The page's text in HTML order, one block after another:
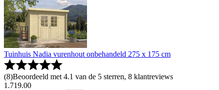
Tuinhuis Nadia vurenhout onbehandeld 275 x 175 cm
(8)Beoordeeld met 4.1 van de 5 sterren, 8 klantreviews
1 .719.00